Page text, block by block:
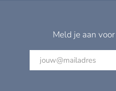
Meld je aan